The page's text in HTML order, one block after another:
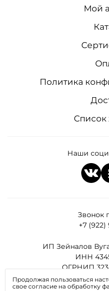
Звонок
+7
ИП Зейналов
ИНН
ОГРНИП
Все
Мой
Политика
Наши
Продолжая пользоваться
свое согласие на обработку